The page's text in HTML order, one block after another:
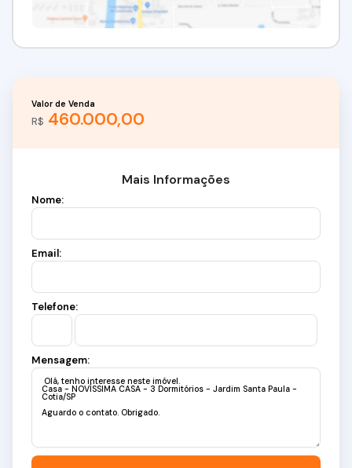
R$ 460.000,00
Valor de Venda
Mais Informações
Nome:
Email:
Telefone:
Mensagem: